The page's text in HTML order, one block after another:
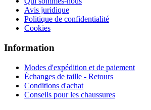
Avis juridique
Politique de confidentialité
Cookies
Information
Modes d'expédition et de paiement
Échanges de taille - Retours
Conditions d'achat
Conseils pour les chaussures